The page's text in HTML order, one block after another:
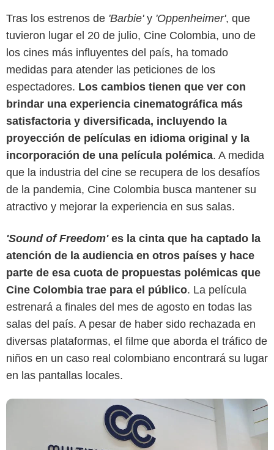
Tras los estrenos de 'Barbie'y 'Oppenheimer', que
tuvieron lugar el 20 de julio, Cine Colombia, uno de
los cines más influyentes del país, ha tomado
medidas para atender las peticiones de los
espectadores. Los cambios tienen que ver con
brindar una experiencia cinematográfica más
satisfactoria y diversificada, incluyendo la
proyección de películas en idioma original y la
incorporación de una película polémica. A medida
que la industria del cine se recupera de los desafíos
de la pandemia, Cine Colombia busca mantener su
atractivo y mejorar la experiencia en sus salas.
'Sound of Freedom'es la cinta que ha captado la
atención de la audiencia en otros países y hace
parte de esa cuota de propuestas polémicas que
Cine Colombia trae para el público. La película
estrenará a finales del mes de agosto en todas las
salas del país. A pesar de haber sido rechazada en
diversas plataformas, el filme que aborda el tráfico de
niños en un caso real colombiano encontrará su lugar
en las pantallas locales.
Cine Colombia.